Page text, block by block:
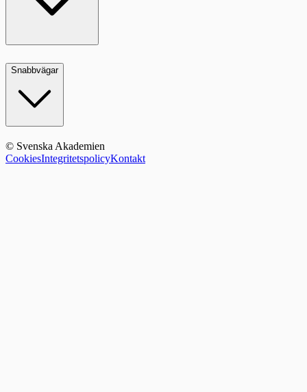
Snabbvägar
© Svenska Akademien
CookiesIntegritetspolicyKontakt